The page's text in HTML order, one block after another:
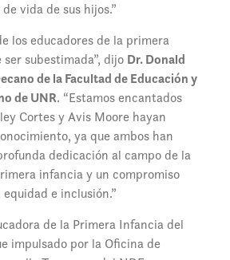
vida de sus hijos.”
los educadores de la primera
subestimada”, dijo Dr. Donald
de la Facultad de Educación y
de UNR. “Estamos encantados
Cortes y Avis Moore hayan
ya que ambos han
dedicación al campo de la
infancia y un compromiso
e inclusión.”
de la Primera Infancia del
impulsado por la Oficina de